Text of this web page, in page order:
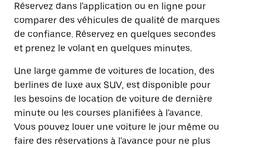
Réservez dans l'application ou en ligne pour
comparer des véhicules de qualité de marques
de confiance. Réservez en quelques secondes
et prenez le volant en quelques minutes.
Une large gamme de voitures de location, des
berlines de luxe aux SUV, est disponible pour
les besoins de location de voiture de dernière
minute ou les courses planifiées à l'avance.
Vous pouvez louer une voiture le jour même ou
faire des réservations à l'avance pour ne plus